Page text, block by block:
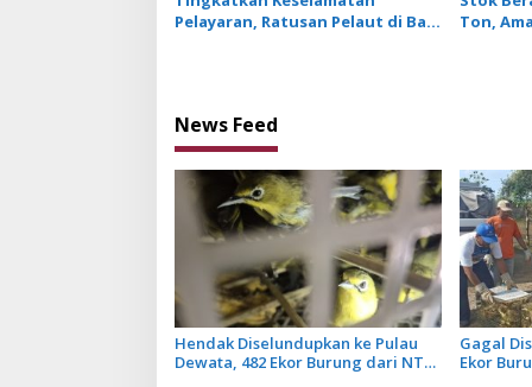
Pelayaran, Ratusan Pelaut di Bali
Ton,
News Feed
Hendak Diselundupkan ke Pulau
Dewata, 482 Ekor Burung dari NTB
Gagal
Ekor